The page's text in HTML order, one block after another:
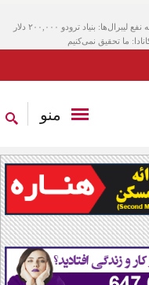
رسوایی دوباره دخالت چین در انتخابات فدرال کانادا به نفع لیبرال‌ها: بنیاد ترودو ۲۰۰,۰۰۰ دلار
ما تحقیق نمی‌کنیم
منو